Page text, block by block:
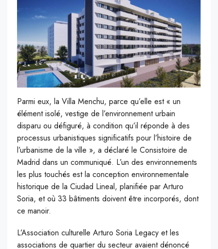
Parmi eux, la Villa Menchu, parce qu’elle est « un
élément isolé, vestige de l’environnement urbain
disparu ou défiguré, à condition qu’il réponde à des
processus urbanistiques significatifs pour l’histoire de
l’urbanisme de la ville », a déclaré le Consistoire de
Madrid dans un communiqué. L’un des environnements
les plus touchés est la conception environnementale
historique de la Ciudad Lineal, planifiée par Arturo
Soria, et où 33 bâtiments doivent être incorporés, dont
ce manoir.
L’Association culturelle Arturo Soria Legacy et les
associations de quartier du secteur avaient dénoncé